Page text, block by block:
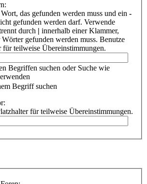
das gefunden werden muss und ein -
gefunden werden darf. Verwende
durch | innerhalb einer Klammer,
gefunden werden muss. Benutze
für teilweise Übereinstimmungen.
Begriffen suchen oder Suche wie
Begriff suchen
für teilweise Übereinstimmungen.